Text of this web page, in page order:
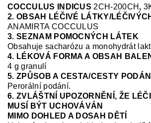
COCCULUS INDICUS 2CH-200CH ,
2. OBSAH LÉČIVÉ LÁTKY/
ANAMIRTA COCCULUS
3. SEZNAM POMOCNÝCH LÁTEK
Obsahuje sacharózu a monohydrát
4. LÉKOVÁ FORMA A OBSAH
4 g granulí
5. ZPŮSOB A CESTA/CESTY PODÁNÍ
Perorální podání.
6. ZVLÁŠTNÍ UPOZORNĚNÍ, ŽE
MUSÍ BÝT UCHOVÁVÁN
MIMO DOHLED A DOSAH DĚTÍ